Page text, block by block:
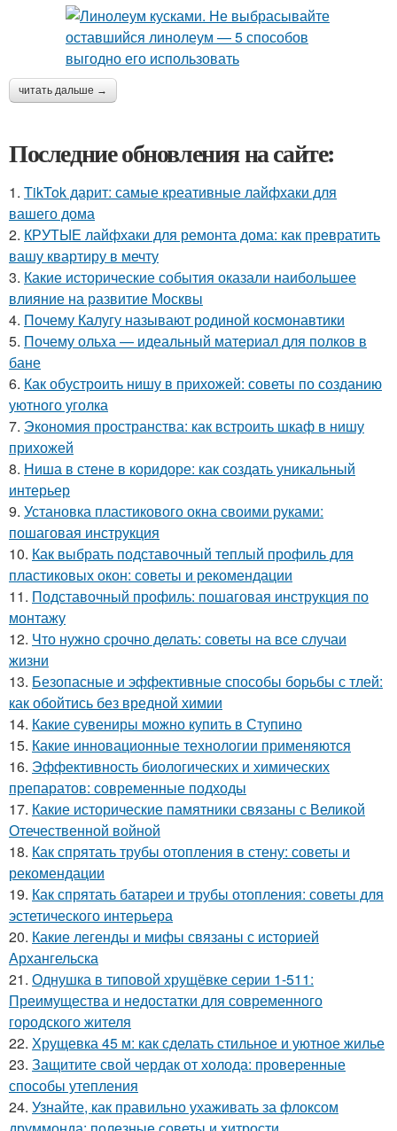
читать дальше →
Последние обновления на сайте:
1. TikTok дарит: самые креативные лайфхаки для
вашего дома
2. КРУТЫЕ лайфхаки для ремонта дома: как превратить
вашу квартиру в мечту
3. Какие исторические события оказали наибольшее
влияние на развитие Москвы
4. Почему Калугу называют родиной космонавтики
5. Почему ольха — идеальный материал для полков в
бане
6. Как обустроить нишу в прихожей: советы по созданию
уютного уголка
7. Экономия пространства: как встроить шкаф в нишу
прихожей
8. Ниша в стене в коридоре: как создать уникальный
интерьер
9. Установка пластикового окна своими руками:
пошаговая инструкция
10. Как выбрать подставочный теплый профиль для
пластиковых окон: советы и рекомендации
11. Подставочный профиль: пошаговая инструкция по
монтажу
12. Что нужно срочно делать: советы на все случаи
жизни
13. Безопасные и эффективные способы борьбы с тлей:
как обойтись без вредной химии
14. Какие сувениры можно купить в Ступино
15. Какие инновационные технологии применяются
16. Эффективность биологических и химических
препаратов: современные подходы
17. Какие исторические памятники связаны с Великой
Отечественной войной
18. Как спрятать трубы отопления в стену: советы и
рекомендации
19. Как спрятать батареи и трубы отопления: советы для
эстетического интерьера
20. Какие легенды и мифы связаны с историей
Архангельска
21. Однушка в типовой хрущёвке серии 1-511:
Преимущества и недостатки для современного
городского жителя
22. Хрущевка 45 м: как сделать стильное и уютное жилье
23. Защитите свой чердак от холода: проверенные
способы утепления
24. Узнайте, как правильно ухаживать за флоксом